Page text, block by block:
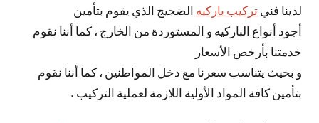
لدينا فني تركيب باركيه الضجيج الذي يقوم بتأمين
أجود أنواع الباركيه و المستوردة من الخارج ، كما أننا نقوم
خدمتنا بأرخص الأسعار
و بحيث يتناسب سعرنا مع دخل المواطنين ، كما أننا نقوم
بتأمين كافة المواد الأولية اللازمة لعملية التركيب .